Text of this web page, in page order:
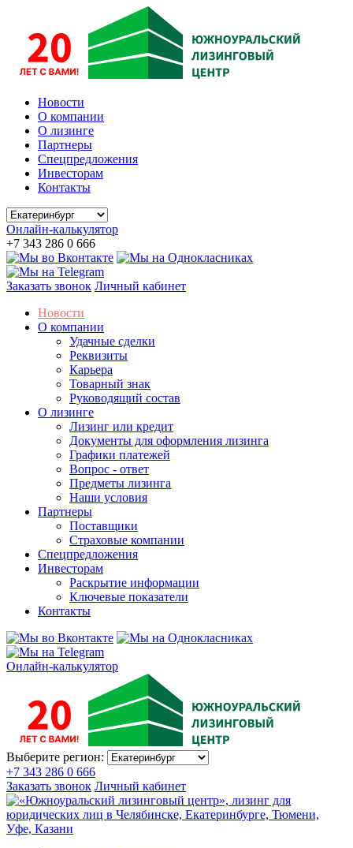
Новости
О компании
О лизинге
Партнеры
Спецпредложения
Инвесторам
Контакты
Онлайн-калькулятор
+7 343 286 0 666
Заказать звонок Личный кабинет
Новости
О компании
Удачные сделки
Реквизиты
Карьера
Товарный знак
Руководящий состав
О лизинге
Лизинг или кредит
Документы для оформления лизинга
Графики платежей
Вопрос - ответ
Предметы лизинга
Наши условия
Партнеры
Поставщики
Страховые компании
Спецпредложения
Инвесторам
Раскрытие информации
Ключевые показатели
Контакты
Онлайн-калькулятор
Выберите регион:
+7 343 286 0 666
Заказать звонок Личный кабинет